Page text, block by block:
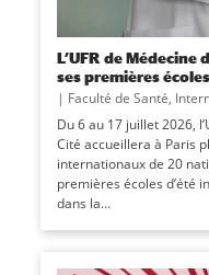
L’UFR de Médecine
ses premières
| Faculté de Santé,
Du 6 au 17 juillet 2026,
Cité accueillera à Paris
internationaux de 20
premières écoles d’été
dans la...